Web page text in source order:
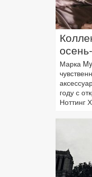
Марка
году с
Ноттинг